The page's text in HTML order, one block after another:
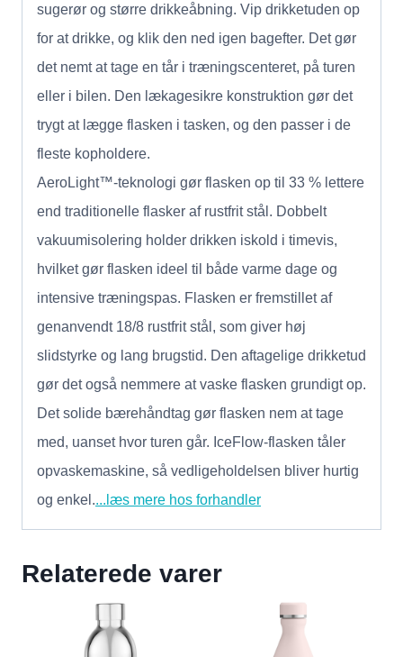
sugerør og større drikkeåbning. Vip drikketuden op
for at drikke, og klik den ned igen bagefter. Det gør
det nemt at tage en tår i træningscenteret, på turen
eller i bilen. Den lækagesikre konstruktion gør det
trygt at lægge flasken i tasken, og den passer i de
fleste kopholdere.
AeroLight™-teknologi gør flasken op til 33 % lettere
end traditionelle flasker af rustfrit stål. Dobbelt
vakuumisolering holder drikken iskold i timevis,
hvilket gør flasken ideel til både varme dage og
intensive træningspas. Flasken er fremstillet af
genanvendt 18/8 rustfrit stål, som giver høj
slidstyrke og lang brugstid. Den aftagelige drikketud
gør det også nemmere at vaske flasken grundigt op.
Det solide bærehåndtag gør flasken nem at tage
med, uanset hvor turen går. IceFlow-flasken tåler
opvaskemaskine, så vedligeholdelsen bliver hurtig
og enkel....læs mere hos forhandler
Relaterede varer